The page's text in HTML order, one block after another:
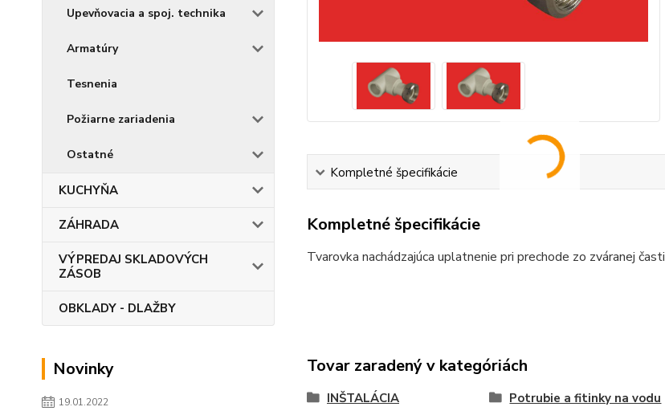
Upevňovacia a spoj. technika
Armatúry
Tesnenia
Požiarne zariadenia
Ostatné
KUCHYŇA
ZÁHRADA
VÝPREDAJ SKLADOVÝCH
ZÁSOB
OBKLADY - DLAŽBY
Novinky
19.01.2022
Kompletné špecifikácie
Kompletné špecifikácie
Tvarovka nachádzajúca uplatnenie pri prechode zo zváranej
Tovar zaradený v kategóriách
INŠTALÁCIA Potrubie a fitinky na vodu